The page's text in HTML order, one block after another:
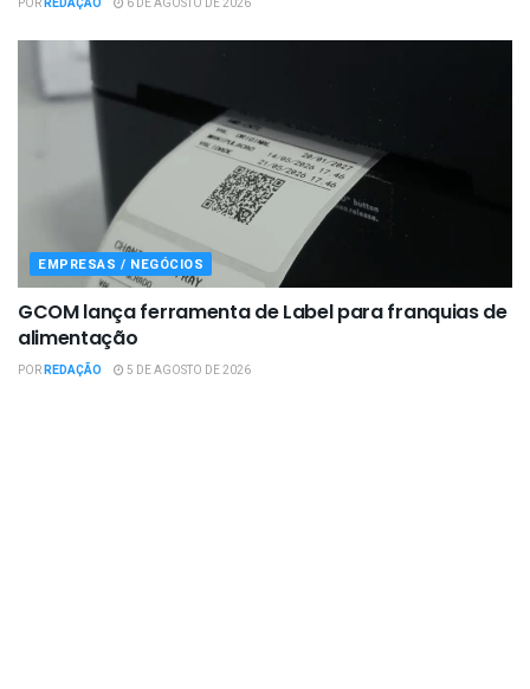
PORREDAÇÃO 6 DE AGOSTO DE 2026
EMPRESAS / NEGÓCIOS
GCOM lança ferramenta de Label para franquias de
alimentação
PORREDAÇÃO 5 DE AGOSTO DE 2026